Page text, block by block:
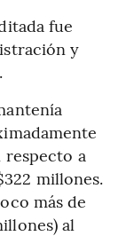
fue
y
respecto a
millones.
más de
al